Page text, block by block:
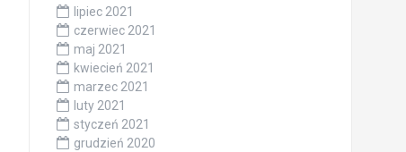
lipiec 2021
czerwiec 2021
maj 2021
kwiecień 2021
marzec 2021
luty 2021
styczeń 2021
grudzień 2020